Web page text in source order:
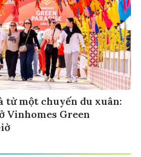
từ một chuyến du xuân:
Vinhomes Green